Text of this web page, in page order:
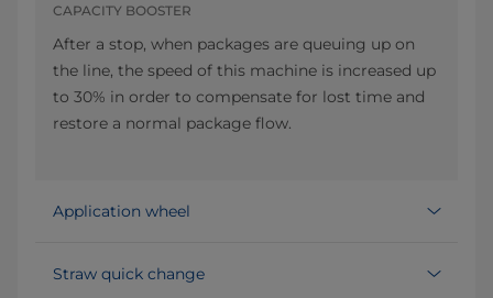
CAPACITY BOOSTER
After a stop, when packages are queuing up on
the line, the speed of this machine is increased up
to 30% in order to compensate for lost time and
restore a normal package flow.
Application wheel
Straw quick change